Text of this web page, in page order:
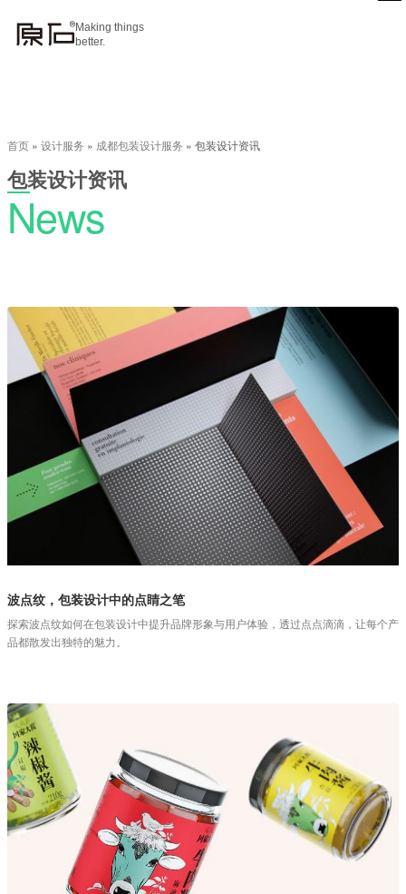
Making things
better.
首页 » 设计服务 » 成都包装设计服务 » 包装设计资讯
包装设计资讯
News
波点纹，包装设计中的点睛之笔
探索波点纹如何在包装设计中提升品牌形象与用户体验，透过点点滴滴，让每个产
品都散发出独特的魅力。